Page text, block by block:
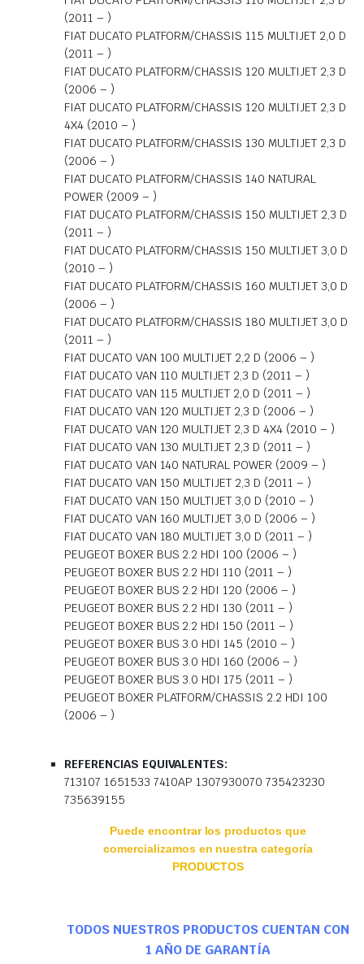
(2011 – )
FIAT DUCATO PLATFORM/CHASSIS 115 MULTIJET 2,0 D
(2011 – )
FIAT DUCATO PLATFORM/CHASSIS 120 MULTIJET 2,3 D
(2006 – )
FIAT DUCATO PLATFORM/CHASSIS 120 MULTIJET 2,3 D
4X4 (2010 – )
FIAT DUCATO PLATFORM/CHASSIS 130 MULTIJET 2,3 D
(2006 – )
FIAT DUCATO PLATFORM/CHASSIS 140 NATURAL
POWER (2009 – )
FIAT DUCATO PLATFORM/CHASSIS 150 MULTIJET 2,3 D
(2011 – )
FIAT DUCATO PLATFORM/CHASSIS 150 MULTIJET 3,0 D
(2010 – )
FIAT DUCATO PLATFORM/CHASSIS 160 MULTIJET 3,0 D
(2006 – )
FIAT DUCATO PLATFORM/CHASSIS 180 MULTIJET 3,0 D
(2011 – )
FIAT DUCATO VAN 100 MULTIJET 2,2 D (2006 – )
FIAT DUCATO VAN 110 MULTIJET 2,3 D (2011 – )
FIAT DUCATO VAN 115 MULTIJET 2,0 D (2011 – )
FIAT DUCATO VAN 120 MULTIJET 2,3 D (2006 – )
FIAT DUCATO VAN 120 MULTIJET 2,3 D 4X4 (2010 – )
FIAT DUCATO VAN 130 MULTIJET 2,3 D (2011 – )
FIAT DUCATO VAN 140 NATURAL POWER (2009 – )
FIAT DUCATO VAN 150 MULTIJET 2,3 D (2011 – )
FIAT DUCATO VAN 150 MULTIJET 3,0 D (2010 – )
FIAT DUCATO VAN 160 MULTIJET 3,0 D (2006 – )
FIAT DUCATO VAN 180 MULTIJET 3,0 D (2011 – )
PEUGEOT BOXER BUS 2.2 HDI 100 (2006 – )
PEUGEOT BOXER BUS 2.2 HDI 110 (2011 – )
PEUGEOT BOXER BUS 2.2 HDI 120 (2006 – )
PEUGEOT BOXER BUS 2.2 HDI 130 (2011 – )
PEUGEOT BOXER BUS 2.2 HDI 150 (2011 – )
PEUGEOT BOXER BUS 3.0 HDI 145 (2010 – )
PEUGEOT BOXER BUS 3.0 HDI 160 (2006 – )
PEUGEOT BOXER BUS 3.0 HDI 175 (2011 – )
PEUGEOT BOXER PLATFORM/CHASSIS 2.2 HDI 100
(2006 – )
REFERENCIAS EQUIVALENTES:
713107 1651533 7410AP 1307930070 735423230
735639155
Puede encontrar los productos que
comercializamos en nuestra categoría
PRODUCTOS
TODOS NUESTROS PRODUCTOS CUENTAN CON
1 AÑO DE GARANTÍA